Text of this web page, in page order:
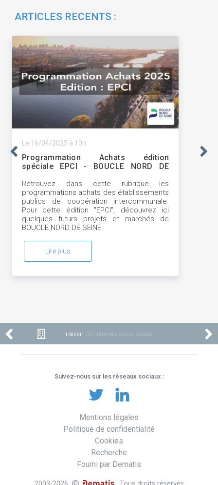
ARTICLES RECENTS :
Le 16/04/2025 à 10h
Programmation Achats édition
spéciale EPCI - BOUCLE NORD DE
Retrouvez dans cette rubrique les
programmations achats des établissements
publics de coopération intercommunale.
Pour cette édition "EPCI", découvrez ici
quelques futurs projets et marchés de
BOUCLE NORD DE SEINE
Lire plus
1 002 611 ENTREPRISES ENREGISTRÉES
Suivez-nous sur les réseaux sociaux :
Mentions légales
Politique de confidentialité
Cookies
Recherche
Fourni par Dematis